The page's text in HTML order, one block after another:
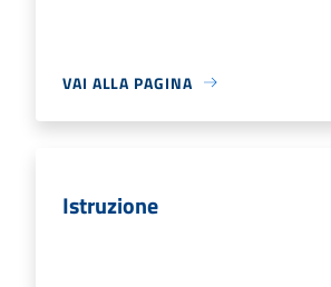
VAI ALLA PAGINA
Istruzione